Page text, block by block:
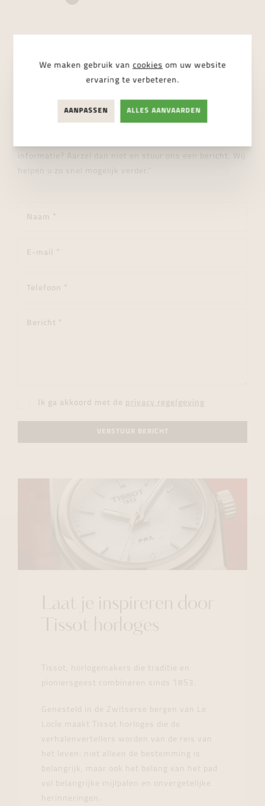
STUUR ONS EEN BERICHT
Wij helpen je graag verder!
informatie? Aarzel dan niet en stuur ons een bericht. Wij
helpen u zo snel mogelijk verder."
Ik ga akkoord met de privacy regelgeving
VERSTUUR BERICHT
Laat je inspireren door
Tissot horloges
Tissot, horlogemakers die traditie en
pioniersgeest combineren sinds 1853.
Genesteld in de Zwitserse bergen van Le
Locle maakt Tissot horloges die de
verhalenvertellers worden van de reis van
het leven: niet alleen de bestemming is
belangrijk, maar ook het belang van het pad
vol belangrijke mijlpalen en onvergetelijke
herinneringen.
We maken gebruik van cookies om uw website
ervaring te verbeteren.
AANPASSEN ALLES AANVAARDEN